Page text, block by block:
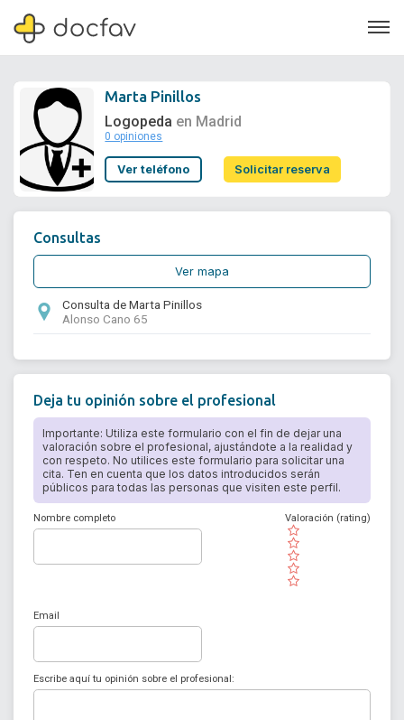
Soporte
Marta Pinillos
Logopeda en Madrid
0 opiniones
Ver teléfono Solicitar reserva
Consultas
Ver mapa
Consulta de Marta Pinillos
Alonso Cano 65
Deja tu opinión sobre el profesional
Importante: Utiliza este formulario con el fin de dejar una
valoración sobre el profesional, ajustándote a la realidad y
con respeto. No utilices este formulario para solicitar una
cita. Ten en cuenta que los datos introducidos serán
públicos para todas las personas que visiten este perfil.
Nombre completo
( )
( )
( )
( )
( )
Valoración (rating)
Email
Escribe aquí tu opinión sobre el profesional: